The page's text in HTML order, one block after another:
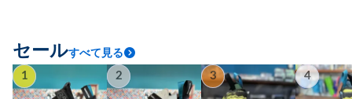
セールすべて見る
1 2 3 4